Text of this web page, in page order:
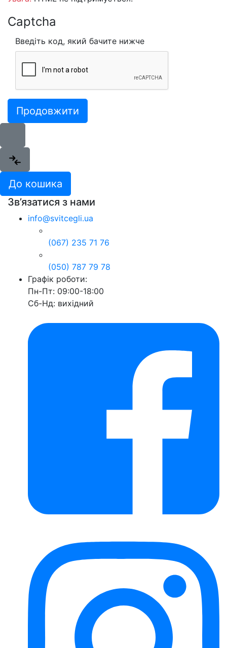
Captcha
Введіть код, який бачите нижче
Продовжити
До кошика
Зв’язатися з нами
info@svitcegli.ua
(067) 235 71 76
(050) 787 79 78
Графік роботи:
Пн-Пт: 09:00-18:00
Сб-Нд: вихідний